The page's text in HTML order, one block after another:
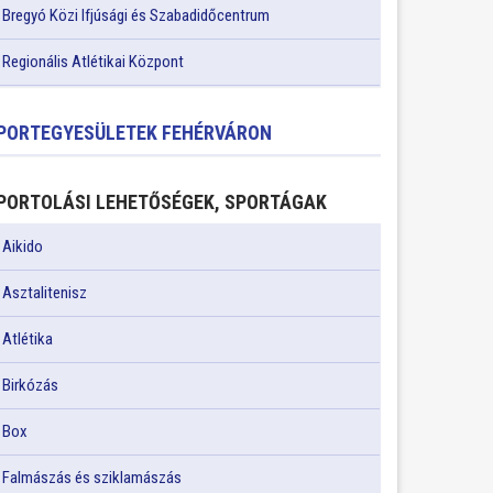
Bregyó Közi Ifjúsági és Szabadidőcentrum
Regionális Atlétikai Központ
FEHÉRVÁRON
LEHETŐSÉGEK, SPORTÁGAK
Aikido
Asztalitenisz
Atlétika
Birkózás
Box
Falmászás és sziklamászás